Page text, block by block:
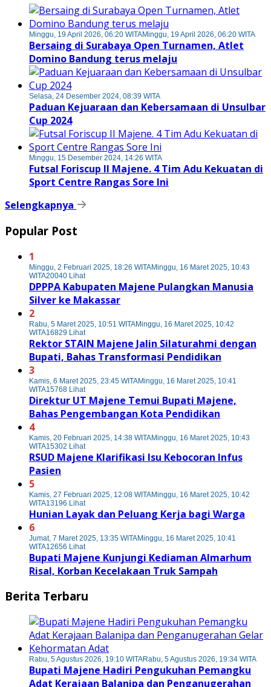
Minggu, 19 April 2026, 06:20 WITAMinggu, 19 April 2026, 06:20 WITA
Bersaing di Surabaya Open Turnamen, Atlet
Domino Bandung terus melaju
Selasa, 24 Desember 2024, 08:39 WITA
Paduan Kejuaraan dan Kebersamaan di Unsulbar
Cup 2024
Minggu, 15 Desember 2024, 14:26 WITA
Futsal Foriscup II Majene. 4 Tim Adu Kekuatan di
Sport Centre Rangas Sore Ini
Selengkapnya
Popular Post
1
Minggu, 2 Februari 2025, 18:26 WITAMinggu, 16 Maret 2025, 10:43
WITA20040 Lihat
DPPPA Kabupaten Majene Pulangkan Manusia
Silver ke Makassar
2
Rabu, 5 Maret 2025, 10:51 WITAMinggu, 16 Maret 2025, 10:42
WITA16829 Lihat
Rektor STAIN Majene Jalin Silaturahmi dengan
Bupati, Bahas Transformasi Pendidikan
3
Kamis, 6 Maret 2025, 23:45 WITAMinggu, 16 Maret 2025, 10:41
WITA15768 Lihat
Direktur UT Majene Temui Bupati Majene,
Bahas Pengembangan Kota Pendidikan
4
Kamis, 20 Februari 2025, 14:38 WITAMinggu, 16 Maret 2025, 10:43
WITA15302 Lihat
RSUD Majene Klarifikasi Isu Kebocoran Infus
Pasien
5
Kamis, 27 Februari 2025, 12:08 WITAMinggu, 16 Maret 2025, 10:42
WITA13196 Lihat
Hunian Layak dan Peluang Kerja bagi Warga
6
Jumat, 7 Maret 2025, 13:35 WITAMinggu, 16 Maret 2025, 10:41
WITA12656 Lihat
Bupati Majene Kunjungi Kediaman Almarhum
Risal, Korban Kecelakaan Truk Sampah
Berita Terbaru
Rabu, 5 Agustus 2026, 19:10 WITARabu, 5 Agustus 2026, 19:34 WITA
Bupati Majene Hadiri Pengukuhan Pemangku
Adat Kerajaan Balanipa dan Penganugerahan